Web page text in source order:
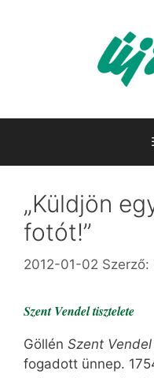
„Küldjön
fotót!”
2012-01-02 Szerző:
Szent Vendel tisztelete
Göllén Szent Vendel
fogadott ünnep.